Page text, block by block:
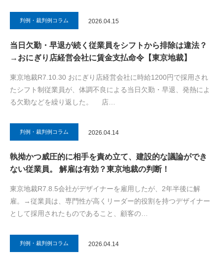
判例・裁判例コラム 2026.04.15
当日欠勤・早退が続く従業員をシフトから排除は違法？
→おにぎり店経営会社に賃金支払命令【東京地裁】
東京地裁R7.10.30 おにぎり店経営会社に時給1200円で採用され
たシフト制従業員が、体調不良による当日欠勤・早退、発熱によ
る欠勤などを繰り返した。 店…
判例・裁判例コラム 2026.04.14
執拗かつ威圧的に相手を責め立て、建設的な議論ができ
ない従業員。 解雇は有効？東京地裁の判断！
東京地裁R7.8.5会社がデザイナーを雇用したが、2年半後に解
雇。→従業員は、専門性が高くリーダー的役割を持つデザイナー
として採用されたものであること、顧客の…
判例・裁判例コラム 2026.04.14